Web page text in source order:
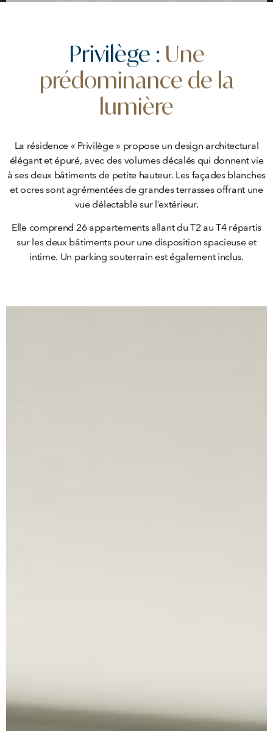
Privilège : Une
prédominance de la
lumière
La résidence « Privilège » propose un design architectural
élégant et épuré, avec des volumes décalés qui donnent vie
à ses deux bâtiments de petite hauteur. Les façades blanches
et ocres sont agrémentées de grandes terrasses offrant une
vue délectable sur l’extérieur.
Elle comprend 26 appartements allant du T2 au T4 répartis
sur les deux bâtiments pour une disposition spacieuse et
intime. Un parking souterrain est également inclus.